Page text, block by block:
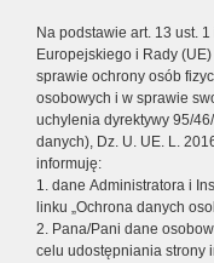
Na podstawie art. 13 ust.
Europejskiego i Rady
sprawie ochrony osób
osobowych i w sprawie
uchylenia dyrektywy 95/
danych), Dz. U. UE. L.
informuję:
1. dane Administratora i
linku „Ochrona danych
2. Pana/Pani dane
celu udostępniania strony